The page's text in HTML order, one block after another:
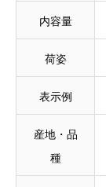
内容量
荷姿
表示例
産地・品
種